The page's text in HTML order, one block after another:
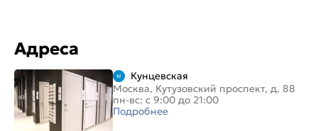
Адреса
Кунцевская
Москва, Кутузовский проспект, д. 88
пн-вс: с 9:00 до 21:00
Подробнее